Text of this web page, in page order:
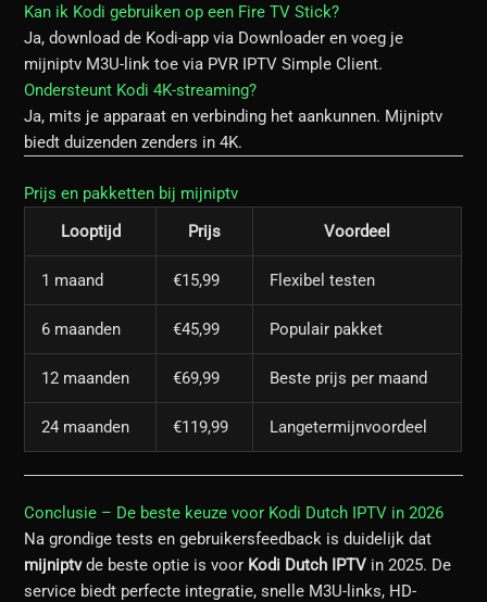
Kan ik Kodi gebruiken op een Fire TV Stick?
Ja, download de Kodi-app via Downloader en voeg je
mijniptv M3U-link toe via PVR IPTV Simple Client.
Ondersteunt Kodi 4K-streaming?
Ja, mits je apparaat en verbinding het aankunnen. Mijniptv
biedt duizenden zenders in 4K.
Prijs en pakketten bij mijniptv
Looptijd
Prijs Voordeel
1 maand €15,99 Flexibel testen
6 maanden €45,99 Populair pakket
12 maanden €69,99 Beste prijs per maand
24 maanden €119,99 Langetermijnvoordeel
Conclusie – De beste keuze voor Kodi Dutch IPTV in 2026
Na grondige tests en gebruikersfeedback is duidelijk dat
mijniptvde beste optie is voor Kodi Dutch IPTV in 2025. De
service biedt perfecte integratie, snelle M3U-links, HD-